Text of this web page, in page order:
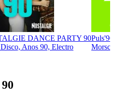
DANCE PARTY 90
Anos 90, Electro